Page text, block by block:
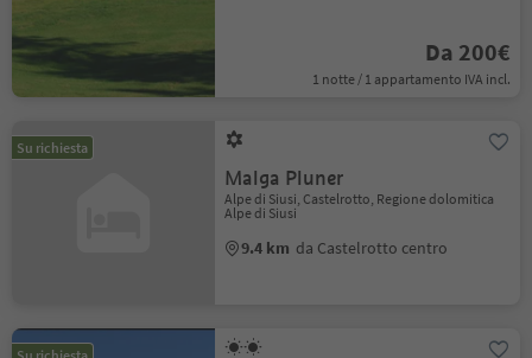
Da 200€
1 notte / 1 appartamento IVA incl.
Su richiesta
Malga Pluner
Alpe di Siusi, Castelrotto, Regione dolomitica
Alpe di Siusi
9.4 km da Castelrotto centro